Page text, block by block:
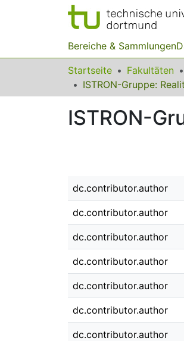
Bereiche & Sammlungen
Startseite Fakultäten
ISTRON-
dc.contributor.author
dc.contributor.author
dc.contributor.author
dc.contributor.author
dc.contributor.author
dc.contributor.author
dc.contributor.author